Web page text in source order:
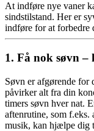
At indføre nye vaner
sindstilstand. Her er
indføre for at forbedre
1. Få nok søvn –
Søvn er afgørende for
påvirker alt fra din
timers søvn hver nat.
aftenrutine, som f.eks.
musik, kan hjælpe dig